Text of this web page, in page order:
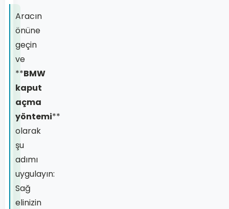
Aracın
önüne
geçin
ve
**BMW
kaput
açma
yöntemi**
olarak
şu
adımı
uygulayın:
Sağ
elinizin